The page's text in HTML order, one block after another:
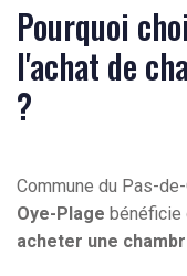
Pourquoi
l'achat de
?
Commune du Pas-
Oye-Plage bénéficie
acheter une